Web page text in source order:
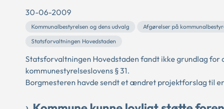
30-06-2009
Kommunalbestyrelsen og dens udvalg Afgørelser på
Statsforvaltningen Hovedstaden
Statsforvaltningen Hovedstaden fandt ikke grundlag
kommunestyrelseslovens § 31.
Borgmesteren havde sendt et ændret projektforslag til